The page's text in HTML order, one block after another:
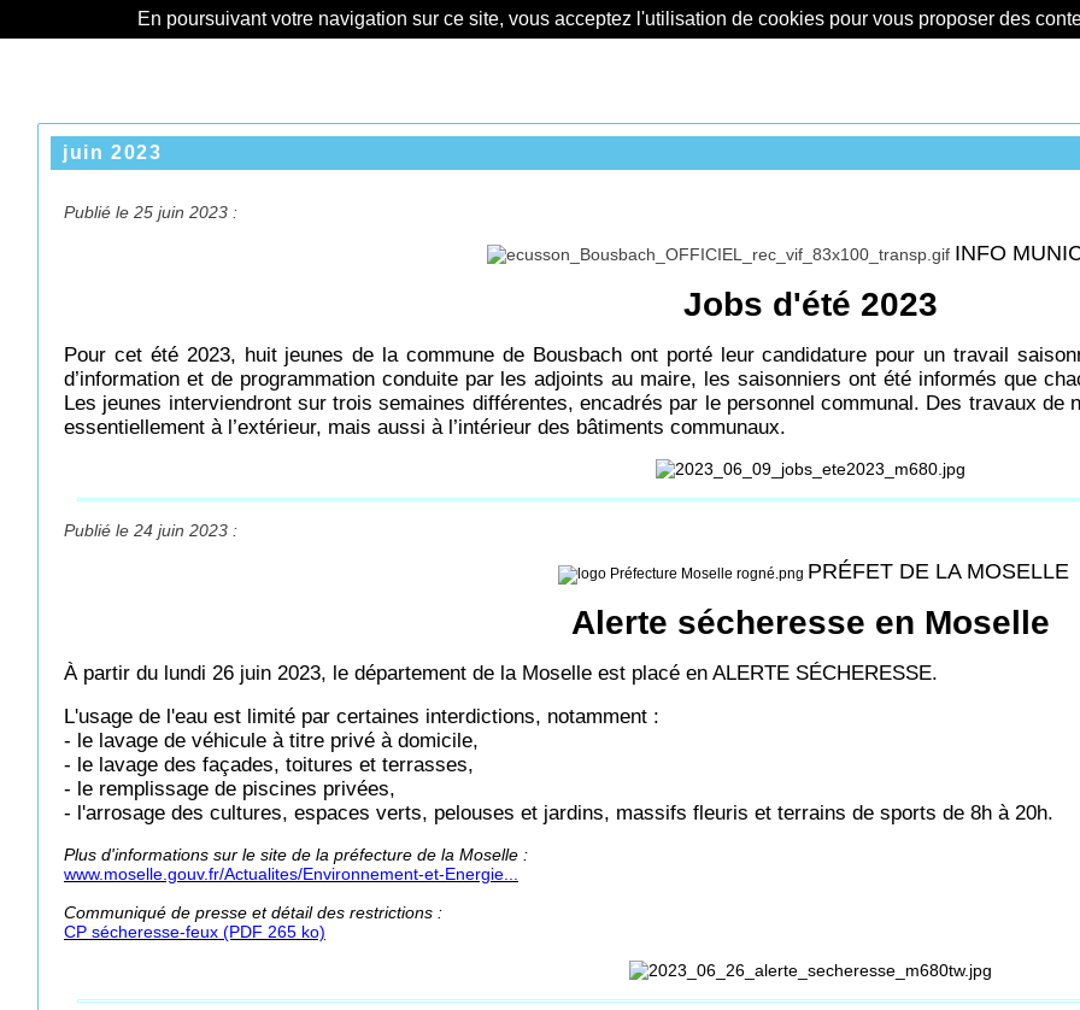
En poursuivant votre navigation sur ce site, vous acceptez l'utilisation de cookies pour vous proposer des
juin 2023
Publié le 25 juin 2023 :
INFO
Jobs d'été 2023
Pour cet été 2023, huit jeunes de la commune de Bousbach ont porté leur candidature pour un travail
d’information et de programmation conduite par les adjoints au maire, les saisonniers ont été informés que
Les jeunes interviendront sur trois semaines différentes, encadrés par le personnel communal. Des travaux de
essentiellement à l’extérieur, mais aussi à l’intérieur des bâtiments communaux.
Publié le 24 juin 2023 :
PRÉFET DE LA MOSELLE
Alerte sécheresse en Moselle
À partir du lundi 26 juin 2023, le département de la Moselle est placé en ALERTE SÉCHERESSE.
L'usage de l'eau est limité par certaines interdictions, notamment :
- le lavage de véhicule à titre privé à domicile,
- le lavage des façades, toitures et terrasses,
- le remplissage de piscines privées,
- l'arrosage des cultures, espaces verts, pelouses et jardins, massifs fleuris et terrains de sports de 8h à 20h.
Plus d'informations sur le site de la préfecture de la Moselle :
www.moselle.gouv.fr/Actualites/Environnement-et-Energie...
Communiqué de presse et détail des restrictions :
CP sécheresse-feux (PDF 265 ko)